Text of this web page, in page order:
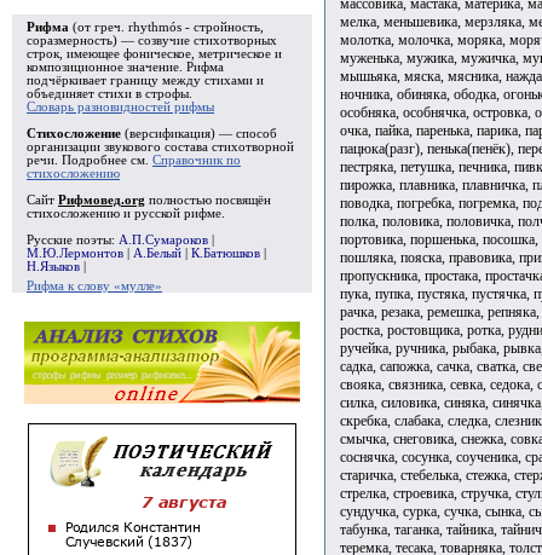
Рифма (от греч. rhythmós - стройность,
соразмерность) — созвучие стихотворных
строк, имеющее фоническое, метрическое и
композиционное значение. Рифма
подчёркивает границу между стихами и
объединяет стихи в строфы
Словарь разновидностей рифмы
Стихосложение (версификация) — способ
организации звукового состава стихотворной
речи. Подробнее см. Справочник по
стихосложению
Сайт Рифмовед.org полностью посвящён
стихосложению и русской рифме.
Русские поэты: А.П.Сумароков
М.Ю.Лермонтов
А.Белый К.Батюшков
Н.Языков
Рифма к слову «мулле»
мелка, меньшевика, мерзляка,
молотка, молочка, моряка,
муженька, мужика, мужичка,
мышьяка, мяска, мясника,
ночника, обиняка, ободка,
особняка, особнячка, островка,
очка, пайка, паренька, парика,
пацюка(разг), пенька(пенёк),
пестряка, петушка, печника,
пирожка, плавника, плавничка,
поводка, погребка, погремка,
полка, половика, половичка,
портовика, поршенька,
пошляка, пояска, правовика,
пропускника, простака,
пука, пупка, пустяка, пустячка,
рачка, резака, ремешка,
ростка, ростовщика, ротка,
ручейка, ручника, рыбака,
садка, сапожка, сачка, сватка,
свояка, связника, севка, седока,
силка, силовика, синяка,
скребка, слабака, следка,
смычка, снеговика, снежка,
соснячка, сосунка, соученика,
старичка, стебелька, стежка,
стрелка, строевика, стручка,
сундучка, сурка, сучка, сынка,
табунка, таганка, тайника,
теремка, тесака, товарняка,